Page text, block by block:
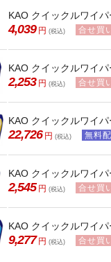
KAO クイックルワイ
4,039 円 (税込) 合せ買
KAO クイックルワイ
2,253 円 (税込) 合せ買
KAO クイックルワイ
22,726 円 (税込) 無料
KAO クイックルワイ
2,545 円 (税込) 合せ買
KAO クイックルワイ
9,277 円 (税込) 合せ買